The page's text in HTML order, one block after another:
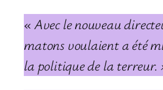
« Avec le nouveau
matons voulaient a été
la politique de la terreur.